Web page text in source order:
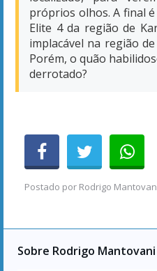
próprios olhos. A final
Elite 4 da região de
implacável na região
Porém, o quão
derrotado?
Postado por Rodrigo
Sobre Rodrigo Mantovani